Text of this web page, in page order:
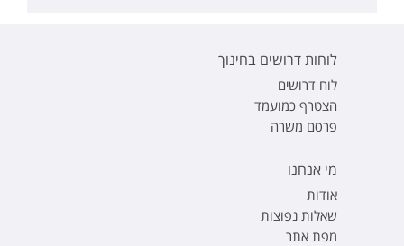
לוחות דרושים בחינוך
לוח דרושים
הצטרף כמועמד
פרסם משרה
מי אנחנו
אודות
שאלות נפוצות
מפת אתר